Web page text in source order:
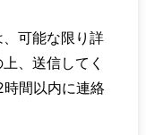
可能な限り詳
、送信してく
間以内に連絡